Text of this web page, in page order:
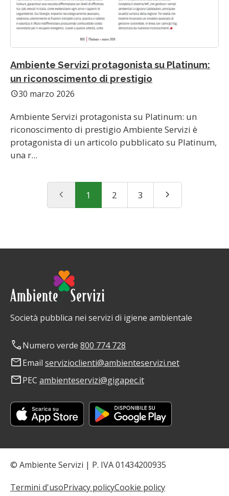
Ambiente Servizi protagonista su Platinum:
un riconoscimento di prestigio
schedule30 marzo 2026
Ambiente Servizi protagonista su Platinum: un
riconoscimento di prestigio Ambiente Servizi è
protagonista di un articolo pubblicato su Platinum,
una r...
chevron_left 1 2 3 chevron_right
Società pubblica nei servizi di igiene ambientale
phoneNumero verde 800 774 728
mailEmail servizioclienti@ambienteservizi.net
mailPEC ambienteservizi@gigapec.it
© Ambiente Servizi | P. IVA 01434200935
Termini d'usoPrivacy policyCookie policy